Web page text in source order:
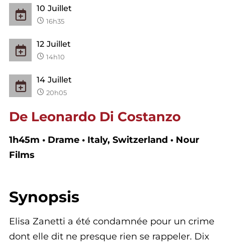
10 Juillet
16h35
12 Juillet
14h10
14 Juillet
20h05
De Leonardo Di Costanzo
1h45m • Drame • Italy, Switzerland • Nour
Films
Synopsis
Elisa Zanetti a été condamnée pour un crime
dont elle dit ne presque rien se rappeler. Dix